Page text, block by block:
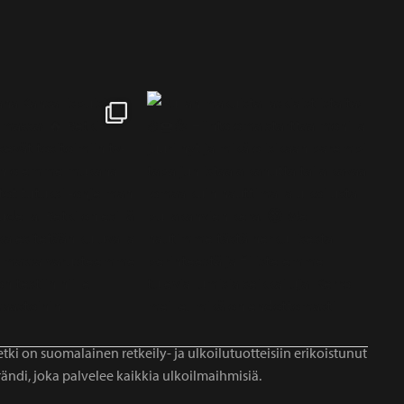
on suomalainen retkeily- ja ulkoilutuotteisiin erikoistunut
joka palvelee kaikkia ulkoilmaihmisiä.